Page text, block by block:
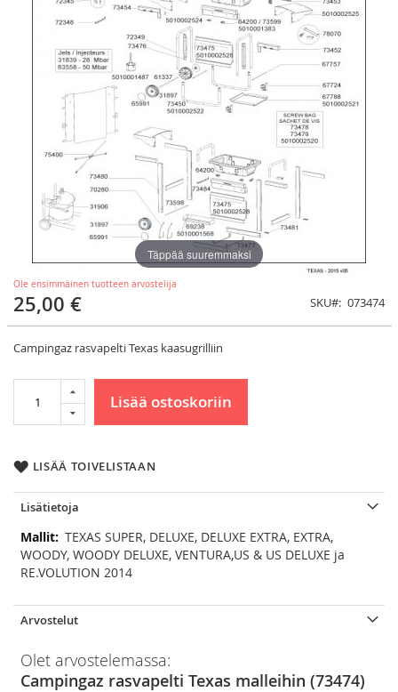
Ole ensimmäinen tuotteen arvostelija
25,00 € SKU 073474
Campingaz rasvapelti Texas kaasugrilliin
Lisää ostoskoriin
LISÄÄ TOIVELISTAAN
Täppää suuremmaksi
Lisätietoja
LisätietojaTEXAS SUPER, DELUXE, DELUXE EXTRA, EXTRA,
WOODY, WOODY DELUXE, VENTURA,US & US DELUXE ja
RE.VOLUTION 2014
Arvostelut
Olet arvostelemassa:
Campingaz rasvapelti Texas malleihin (73474)